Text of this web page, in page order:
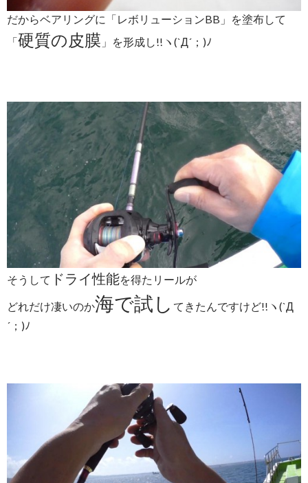
だからベアリングに「レボリューションBB」を塗布して
「硬質の皮膜 」を形成し!!ヽ(`Д´；)ﾉ
そうして ドライ性能を得たリールが
どれだけ凄いのか海で試し てきたんですけど!!ヽ(`Д
´；)ﾉ